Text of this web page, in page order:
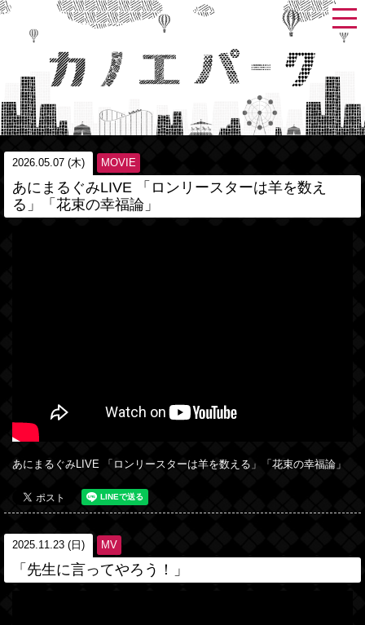
2026.05.07 (木) MOVIE
あにまるぐみLIVE 「ロンリースターは羊を数え
る」「花束の幸福論」
あにまるぐみLIVE 「ロンリースターは羊を数える」「花束の幸福論」
2025.11.23 (日) MV
「先生に言ってやろう！」